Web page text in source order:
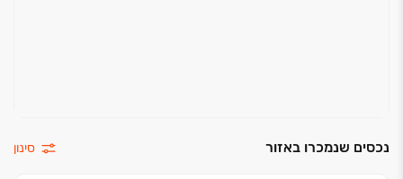
נכסים שנמכרו באזור סינון